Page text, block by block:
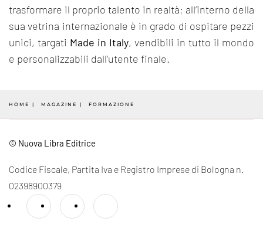
trasformare il proprio talento in realtà; all’interno della
sua vetrina internazionale è in grado di ospitare pezzi
unici, targati Made in Italy, vendibili in tutto il mondo
e personalizzabili dall’utente finale.
HOME MAGAZINE FORMAZIONE
© Nuova Libra Editrice
Codice Fiscale, Partita Iva e Registro Imprese di Bologna n.
02398900379